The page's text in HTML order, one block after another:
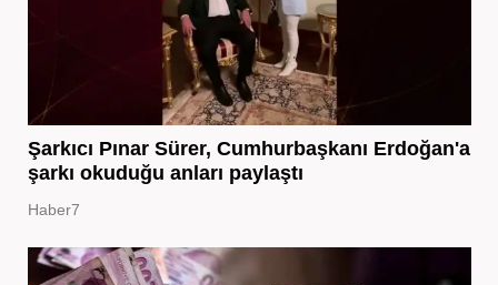
Şarkıcı Pınar Sürer, Cumhurbaşkanı Erdoğan'a
şarkı okuduğu anları paylaştı
Haber7